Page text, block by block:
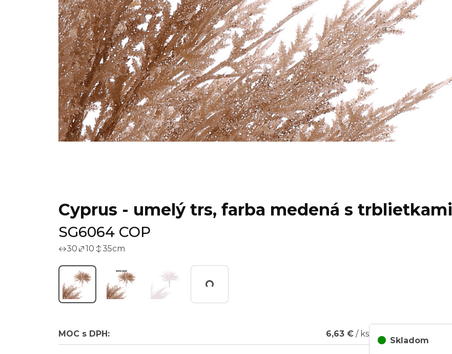
Cyprus - umelý trs, farba medená s trblietkami
SG6064 COP
30 10 35cm
Working...
MOC s DPH: 6,63 € / ks
Skladom